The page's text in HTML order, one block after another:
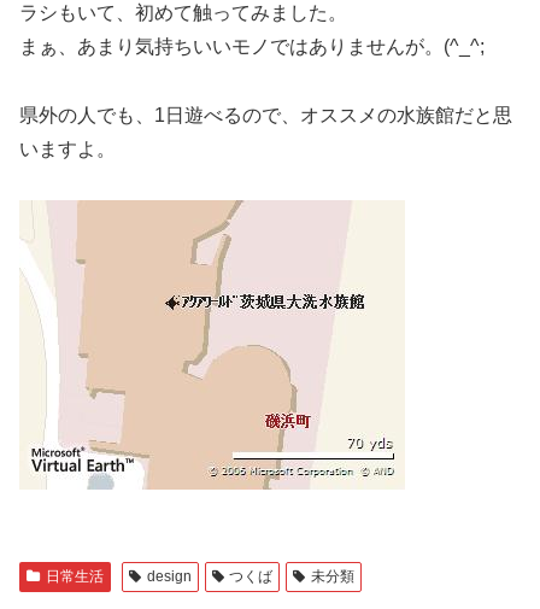
ラシもいて、初めて触ってみました。
まぁ、あまり気持ちいいモノではありませんが。(^_^;
県外の人でも、1日遊べるので、オススメの水族館だと思
いますよ。
日常生活 design つくば 未分類